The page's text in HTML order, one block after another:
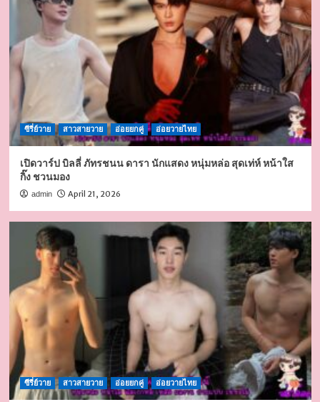
ซีรี่ย์วาย สาวสายวาย อ่อยยกคู่ อ่อยวายไทย
เปิดวาร์ป บิลลี่ ภัทรชนน ดารา นักแสดง หนุ่มหล่อ สุดเท่ห์ หน้าใส
กิ๊ง ชวนมอง
admin April 21, 2026
ซีรี่ย์วาย สาวสายวาย อ่อยยกคู่ อ่อยวายไทย